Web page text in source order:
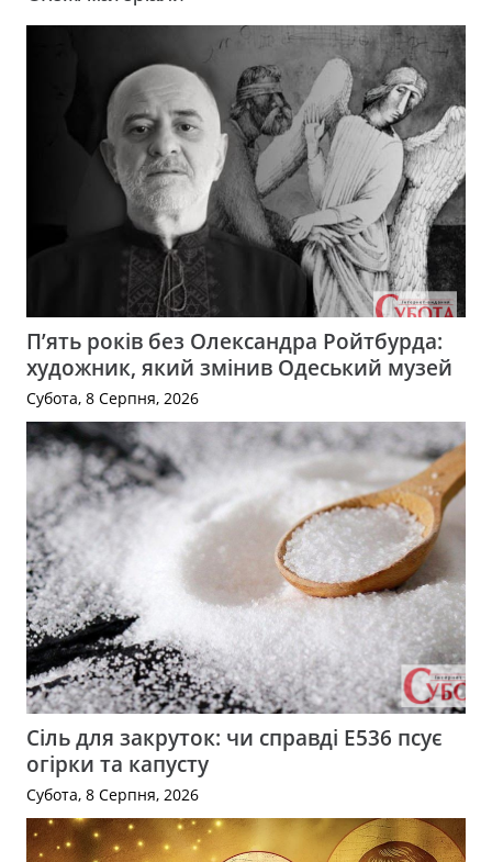
П’ять років без Олександра Ройтбурда:
художник, який змінив Одеський музей
Субота, 8 Серпня, 2026
Сіль для закруток: чи справді Е536 псує
огірки та капусту
Субота, 8 Серпня, 2026